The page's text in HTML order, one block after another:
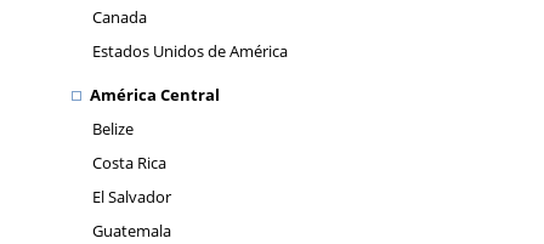
Canada
Estados Unidos de América
América Central
Belize
Costa Rica
El Salvador
Guatemala